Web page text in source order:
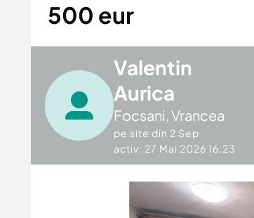
500 eur
Valentin
Aurica
Focsani,Vrancea
pe site din 2 Sep
activ: 27 Mai 2026 16:23